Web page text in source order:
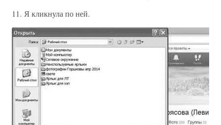
11. Я кликнула по ней.